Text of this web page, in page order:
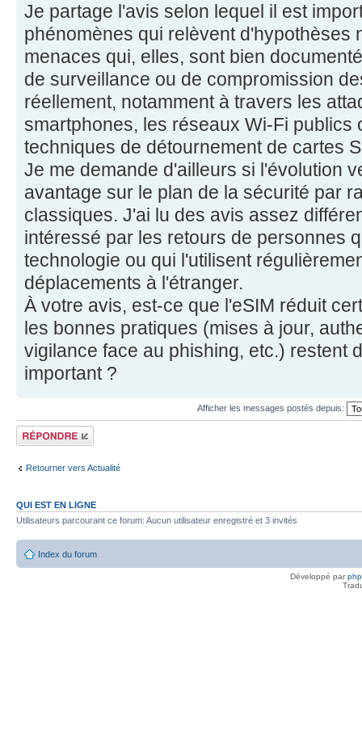
Je partage l'avis selon lequel il est
phénomènes qui relèvent d'hypothèses
menaces qui, elles, sont bien
de surveillance ou de compromission
réellement, notamment à travers les
smartphones, les réseaux Wi-Fi publics
techniques de détournement de cartes
Je me demande d'ailleurs si l'évolution
avantage sur le plan de la sécurité par
classiques. J'ai lu des avis assez
intéressé par les retours de personnes
technologie ou qui l'utilisent
déplacements à l'étranger.
À votre avis, est-ce que l'eSIM réduit
les bonnes pratiques (mises à jour,
vigilance face au phishing, etc.) restent
important ?
Afficher les messages postés depuis:
Répondre
Retourner vers Actualité
QUI EST EN LIGNE
Utilisateurs parcourant ce forum: Aucun utilisateur enregistré et 3 invités
Index du forum
Développé par